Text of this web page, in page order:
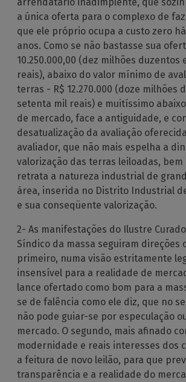
a única oferta para o complexo de
que ele próprio ocupa a custo zero
anos. Como se não bastasse sua
10.250.000,00 (dez milhões duzentos
reais), abaixo do valor mínimo de
terras - R$ 12.270.000 (doze milhões
setenta mil reais) e muitíssimo
de mercado, face a antiguidade, e
desatualização da avaliação
avaliador, que não mais espelha a
valorização das terras leiloadas, bem
retrata a natureza industrial de
área, inserida no Distrito Industrial
e sua conseqüente valorização.
2- As manifestações do Ilustre
Síndico da massa seguiram direções
primeiro, numa visão estritamente
insensível para a realidade de
lance ofertado como bom para a
se de falência como ele diz, que no
não pode guiar-se por especulação
mercado. O segundo, mais afinado
modernidade e reais interesses dos
a feitura de novo leilão, para que
transparência e a realidade do